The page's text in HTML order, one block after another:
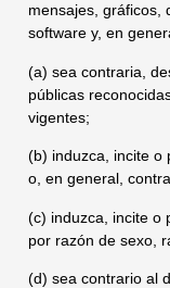
mensajes, gráficos,
software y, en
(a) sea contraria,
públicas
vigentes;
(b) induzca, incite o
o, en general,
(c) induzca, incite o
por razón de sexo,
(d) sea contrario al